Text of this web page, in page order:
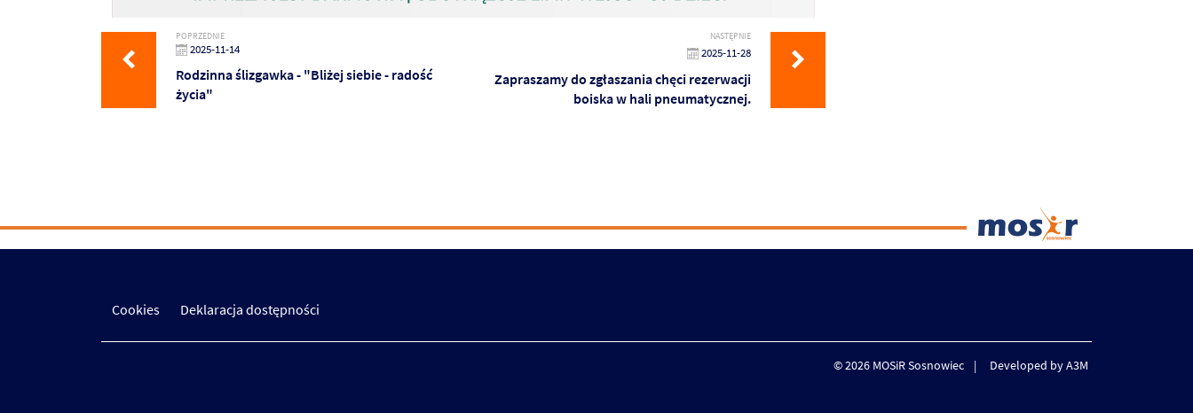
POPRZEDNIE
2025-11-14
Rodzinna ślizgawka - "Bliżej siebie - radość
życia"
NASTĘPNIE
2025-11-28
Zapraszamy do zgłaszania chęci rezerwacji
boiska w hali pneumatycznej.
Cookies Deklaracja dostępności
© 2026 MOSiR Sosnowiec Developed by A3M